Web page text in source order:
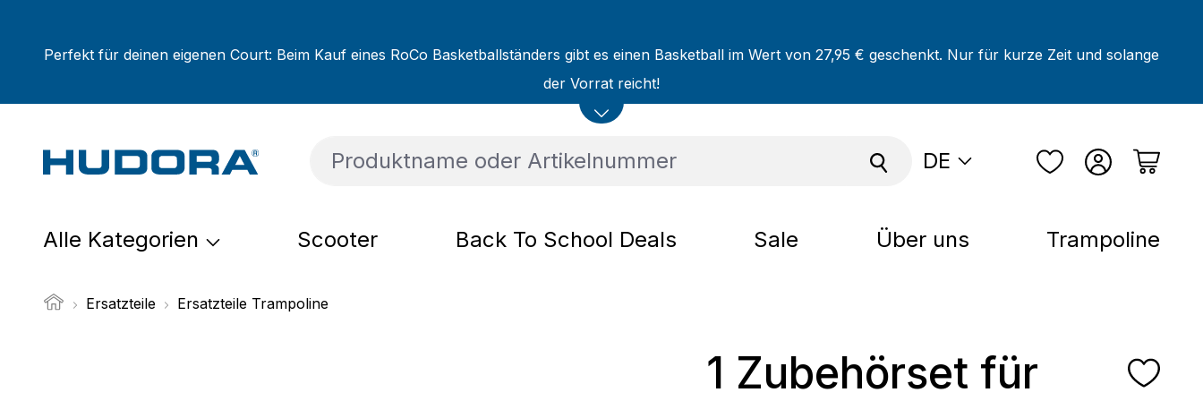
Perfekt für deinen eigenen Court: Beim Kauf eines RoCo Basketballständers gibt es einen Basketball im Wert von 27,95 € geschenkt. Nur für kurze Zeit und solange
der Vorrat reicht!
DE
Alle Kategorien Scooter Back To School Deals Sale Über uns Trampoline
Ersatzteile Ersatzteile Trampoline
1 Zubehörset für